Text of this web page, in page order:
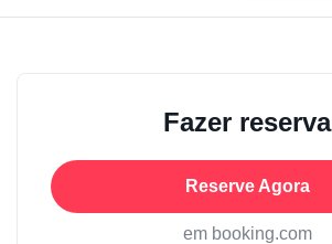
Fazer reserva
Reserve Agora
em booking.com